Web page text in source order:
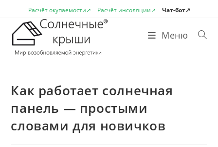
содержимому
Расчёт окупаемости↗ Расчёт инсоляции↗ Чат-бот↗
Меню
Как работает солнечная
панель — простыми
словами для новичков